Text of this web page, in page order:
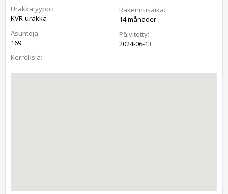
Urakkatyyppi:
KVR-urakka
Asuntoja:
169
Kerroksia:
Rakennusaika:
14 månader
Päivitetty:
2024-06-13